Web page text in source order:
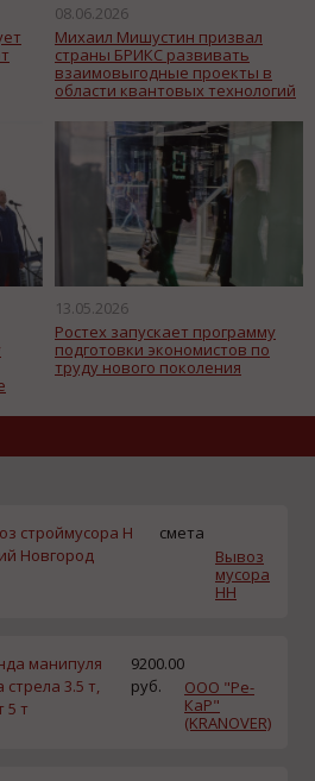
08.06.2026
Михаил Мишустин призвал
страны БРИКС развивать
взаимовыгодные проекты в
области квантовых технологий
13.05.2026
Ростех запускает программу
подготовки экономистов по
труду нового поколения
строймусора Н
Новгород
смета
Вывоз
мусора
НН
манипуля
стрела 3.5 т,
5 т
9200.00
руб.
ООО "Ре-
КаР"
(KRANOVER)